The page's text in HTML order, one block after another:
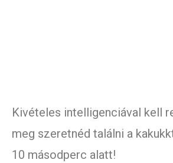
Kivételes intelligenciával kell
meg szeretnéd találni a
10 másodperc alatt!